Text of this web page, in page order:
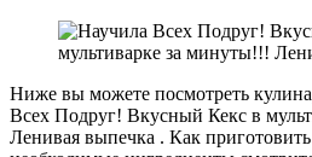
Ниже вы можете посмотреть
Всех Подруг! Вкусный Кекс в
Ленивая выпечка . Как